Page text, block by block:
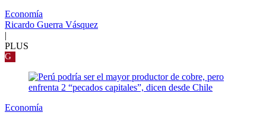
Economía
Ricardo Guerra Vásquez
PLUS
G
Economía